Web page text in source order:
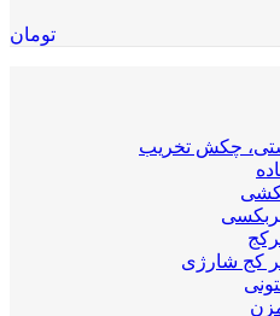
تومان
چکش تخریب
کج شارژی